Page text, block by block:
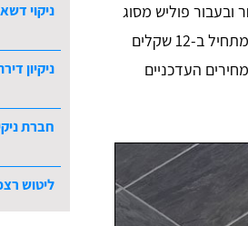
ובעבור פוליש מסוג
ווקס נשלם החל מ-11 שקלים למטר, מחיר הליטוש גם הוא זהה והוא מתחיל ב-12 שקלים
המחירים העדכניים
ניקוי
ניקיון דירת 5
חברת
ליטוש